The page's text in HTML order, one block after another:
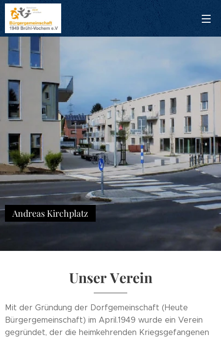
Andreas Kirchplatz
Unser Verein
Mit der Gründung der Dorfgemeinschaft (Heute
Bürgergemeinschaft) im April.1949 wurde ein Verein
gegründet, der die heimkehrenden Kriegsgefangenen